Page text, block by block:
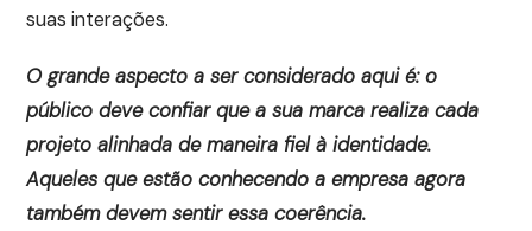
suas interações.
O grande aspecto a ser considerado aqui é: o
público deve confiar que a sua marca realiza cada
projeto alinhada de maneira fiel à identidade.
Aqueles que estão conhecendo a empresa agora
também devem sentir essa coerência.